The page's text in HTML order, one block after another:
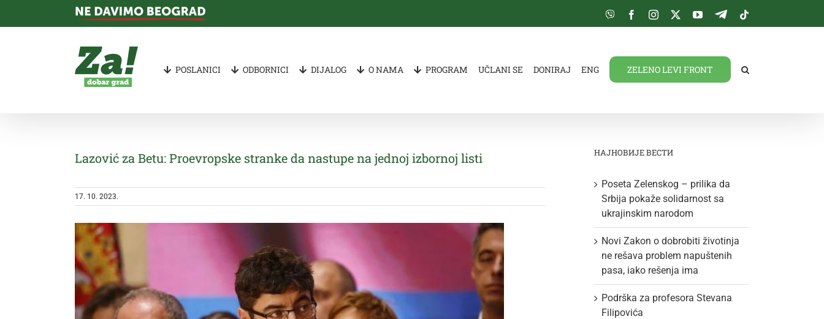
Viber FacebookInstagram
TwitterYouTube
Telegram
POSLANICI ODBORNICI DIJALOG O NAMA PROGRAM UČLANI SE DONIRAJ ENG ZELENO LEVI FRONT
Lazović za Betu: Proevropske stranke da nastupe na jednoj izbornoj listi
17. 10. 2023.
НАЈНОВИЈЕ ВЕСТИ
Poseta Zelenskog – prilika da
Srbija pokaže solidarnost sa
ukrajinskim narodom
Novi Zakon o dobrobiti životinja
ne rešava problem napuštenih
pasa, iako rešenja ima
Podrška za profesora Stevana
Filipovića